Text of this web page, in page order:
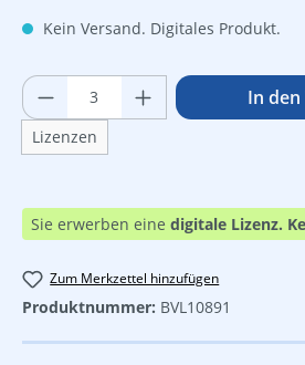
Kein Versand. Digitales Produkt.
Produkt Anzahl: Gib
Lizenzen
In
Sie erwerben eine digitale Lizenz.
Zum Merkzettel hinzufügen
Produktnummer: BVL10891